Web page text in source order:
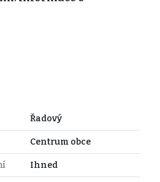
Řadový
Centrum obce
Ihned